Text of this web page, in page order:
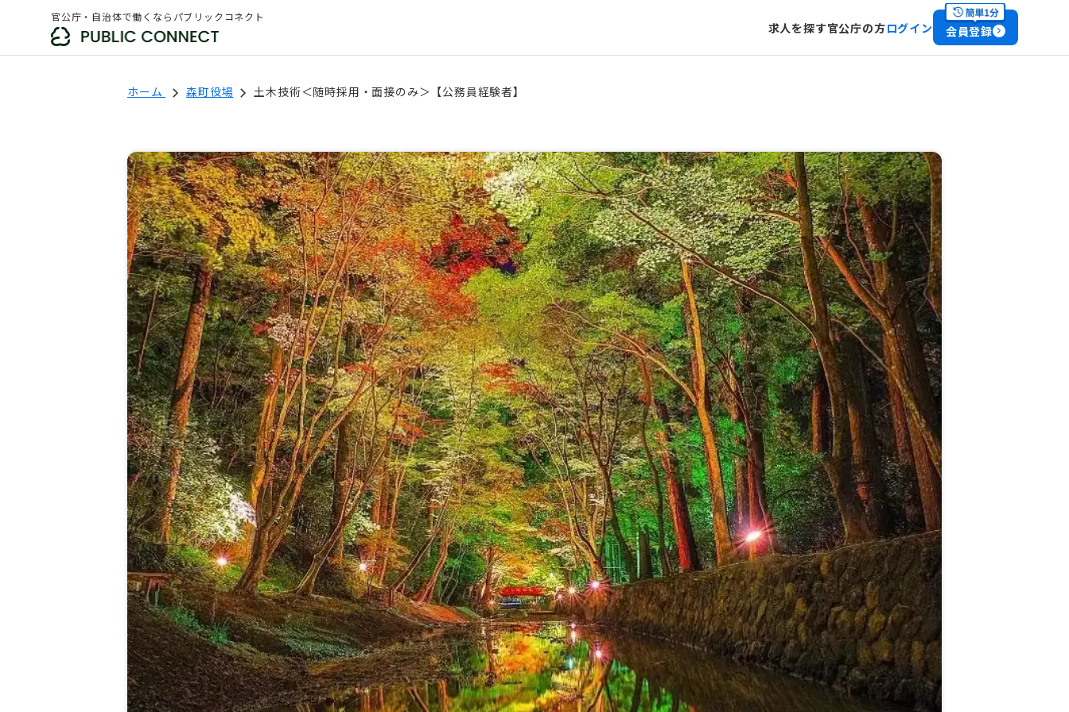
官公庁・自治体で働くならパブリックコネクト
求人を探す官公庁の方ログイン 会員登録
ホーム 森町役場 土木技術＜随時採用・面接のみ＞【公務員経験者】